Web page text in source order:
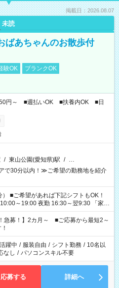
掲載日：2026.08.07
未読
ばあちゃんのお散歩付
験OK
ブランクOK
円～ ■週払いOK ■扶養内OK ■日
/ 東山公園(愛知県)駅 / …
で30分以内！≫ご希望の勤務地を紹介
！
～19:00 夜勤 16:30～翌9:30 「家族
余裕を持って夕飯の準備がしたい」
ない」 など、ご希望を教えてください
務時間。 合計で週40時間を超える場
急募！】2カ月～ ■ご応募から最短2～
躍中 / 服装自由 / シフト勤務 / 10名以
なし / パソコンスキル不要
応募する 詳細へ